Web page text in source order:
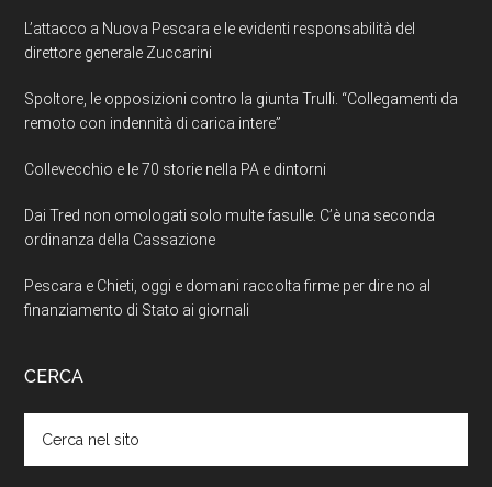
L’attacco a Nuova Pescara e le evidenti responsabilità del
direttore generale Zuccarini
Spoltore, le opposizioni contro la giunta Trulli. “Collegamenti da
remoto con indennità di carica intere”
Collevecchio e le 70 storie nella PA e dintorni
Dai Tred non omologati solo multe fasulle. C’è una seconda
ordinanza della Cassazione
Pescara e Chieti, oggi e domani raccolta firme per dire no al
finanziamento di Stato ai giornali
CERCA
nel
sito